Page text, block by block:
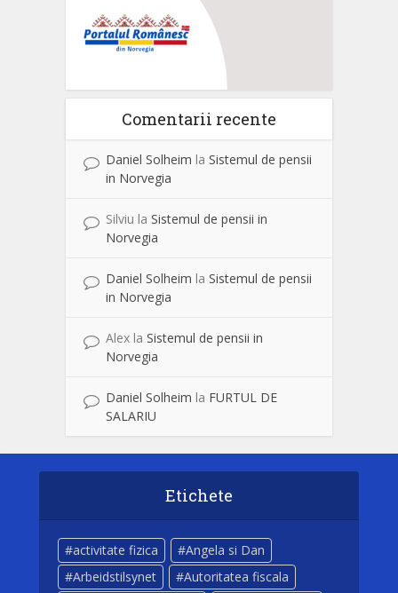
Comentarii recente
Daniel Solheim la Sistemul de pensii
in Norvegia
Silviu la Sistemul de pensii in
Norvegia
Daniel Solheim la Sistemul de pensii
in Norvegia
Alex la Sistemul de pensii in
Norvegia
Daniel Solheim la FURTUL DE
SALARIU
Etichete
activitate fizica
Angela si Dan
Arbeidstilsynet
Autoritatea fiscala